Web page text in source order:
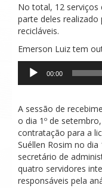
No total, 12 serviços
parte deles realizado
recicláveis.
Emerson Luiz tem
Tocador
00:00
A sessão de
o dia 1º de
contratação para a
Suéllen Rosim no
secretário de
quatro servidores
responsáveis pela